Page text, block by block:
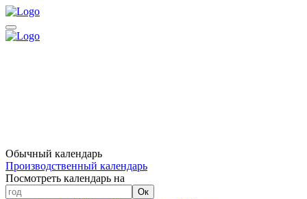
Обычный календарь
Производственный календарь
Посмотреть календарь на
Ок